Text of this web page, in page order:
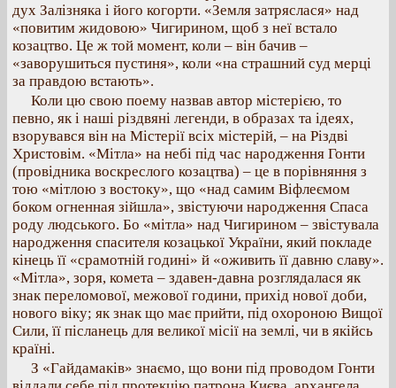
дух Залізняка і його когорти. «Земля затряслася» над
«повитим жидовою» Чигирином, щоб з неї встало
козацтво. Це ж той момент, коли – він бачив –
«заворушиться пустиня», коли «на страшний суд мерці
за правдою встають».
Коли цю свою поему назвав автор містерією, то
певно, як і наші різдвяні легенди, в образах та ідеях,
взорувався він на Містерії всіх містерій, – на Різдві
Христовім. «Мітла» на небі під час народження Гонти
(провідника воскреслого козацтва) – це в порівняння з
тою «мітлою з востоку», що «над самим Віфлеємом
боком огненная зійшла», звістуючи народження Спаса
роду людського. Бо «мітла» над Чигирином – звістувала
народження спасителя козацької України, який покладе
кінець її «срамотній годині» й «оживить її давню славу».
«Мітла», зоря, комета – здавен-давна розглядалася як
знак переломової, межової години, прихід нової доби,
нового віку; як знак що має прийти, під охороною Вищої
Сили, її післанець для великої місії на землі, чи в якійсь
країні.
З «Гайдамаків» знаємо, що вони під проводом Гонти